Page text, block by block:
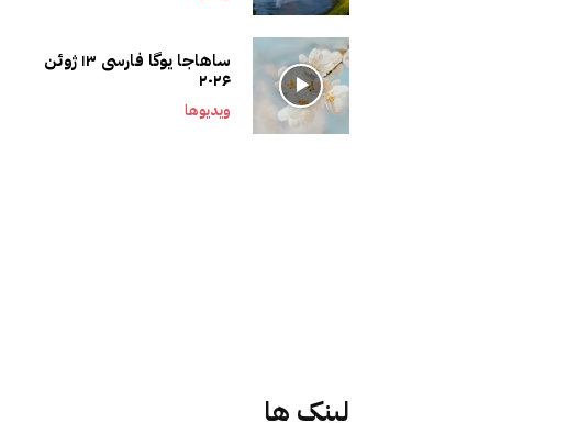
ساهاجا یوگا فارسی ۱۳ ژوئن
۲۰۲۶
ویدیوها